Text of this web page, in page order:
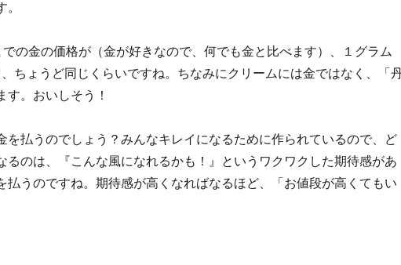
の金の価格が（金が好きなので、何でも金と比べます）、１グラム
ちょうど同じくらいですね。ちなみにクリームには金ではなく、「
。おいしそう！
を払うのでしょう？みんなキレイになるために作られているので、ど
るのは、『こんな風になれるかも！』というワクワクした期待感があ
払うのですね。期待感が高くなればなるほど、「お値段が高くてもい